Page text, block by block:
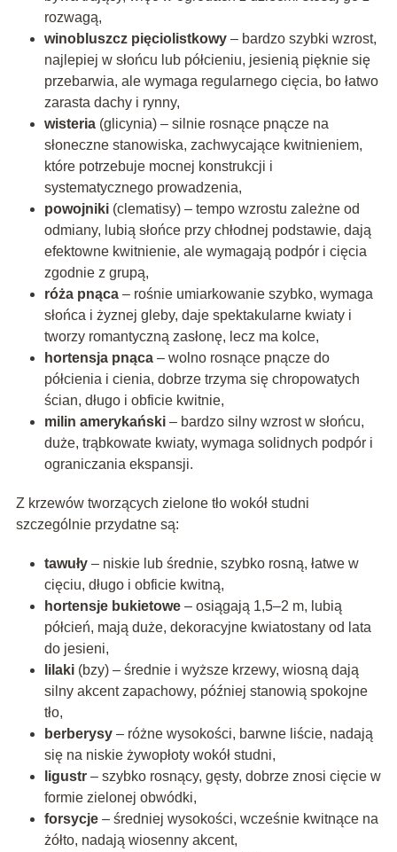
rozwagą,
winobluszcz pięciolistkowy– bardzo szybki wzrost,
najlepiej w słońcu lub półcieniu, jesienią pięknie się
przebarwia, ale wymaga regularnego cięcia, bo łatwo
zarasta dachy i rynny,
wisteria(glicynia) – silnie rosnące pnącze na
słoneczne stanowiska, zachwycające kwitnieniem,
które potrzebuje mocnej konstrukcji i
systematycznego prowadzenia,
powojniki(clematisy) – tempo wzrostu zależne od
odmiany, lubią słońce przy chłodnej podstawie, dają
efektowne kwitnienie, ale wymagają podpór i cięcia
zgodnie z grupą,
róża pnąca– rośnie umiarkowanie szybko, wymaga
słońca i żyznej gleby, daje spektakularne kwiaty i
tworzy romantyczną zasłonę, lecz ma kolce,
hortensja pnąca– wolno rosnące pnącze do
półcienia i cienia, dobrze trzyma się chropowatych
ścian, długo i obficie kwitnie,
milin amerykański– bardzo silny wzrost w słońcu,
duże, trąbkowate kwiaty, wymaga solidnych podpór i
ograniczania ekspansji.
Z krzewów tworzących zielone tło wokół studni
szczególnie przydatne są:
tawuły– niskie lub średnie, szybko rosną, łatwe w
cięciu, długo i obficie kwitną,
hortensje bukietowe– osiągają 1,5–2 m, lubią
półcień, mają duże, dekoracyjne kwiatostany od lata
do jesieni,
lilaki(bzy) – średnie i wyższe krzewy, wiosną dają
silny akcent zapachowy, później stanowią spokojne
tło,
berberysy– różne wysokości, barwne liście, nadają
się na niskie żywopłoty wokół studni,
ligustr– szybko rosnący, gęsty, dobrze znosi cięcie w
formie zielonej obwódki,
forsycje– średniej wysokości, wcześnie kwitnące na
żółto, nadają wiosenny akcent,